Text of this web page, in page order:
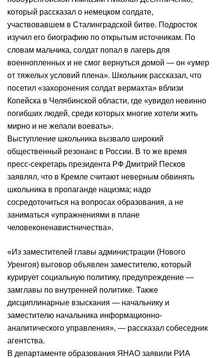
который рассказал о немецком солдате,
участвовавшем в Сталинградской битве. Подросток
изучил его биографию по открытым источникам. По
словам мальчика, солдат попал в лагерь для
военнопленных и не смог вернуться домой — он «умер
от тяжелых условий плена». Школьник рассказал, что
посетил «захоронения солдат вермахта» вблизи
Копейска в Челябинской области, где «увидел невинно
погибших людей, среди которых многие хотели жить
мирно и не желали воевать».
Выступление школьника вызвало широкий
общественный резонанс в России. В то же время
пресс-секретарь президента РФ Дмитрий Песков
заявлял, что в Кремле считают неверным обвинять
школьника в пропаганде нацизма; надо
сосредоточиться на вопросах образования, а не
заниматься «упражнениями в плане
человеконенавистничества».
«Из заместителей главы администрации (Нового
Уренгоя) выговор объявлен заместителю, который
курирует социальную политику, предупреждение —
замглавы по внутренней политике. Также
дисциплинарные взыскания — начальнику и
заместителю начальника информационно-
аналитического управления», — рассказал собеседник
агентства.
В департаменте образования ЯНАО заявили РИА